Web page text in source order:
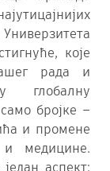
које
рада и
бројке –
и промене
и медицине.
аспект: